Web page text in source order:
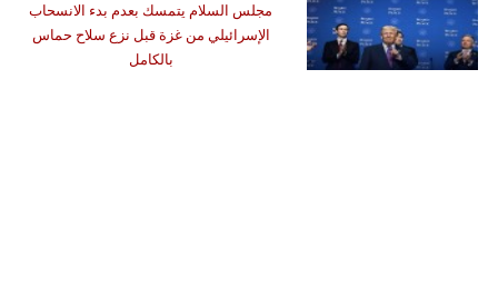
مجلس السلام يتمسك بعدم بدء الانسحاب
الإسرائيلي من غزة قبل نزع سلاح حماس
بالكامل